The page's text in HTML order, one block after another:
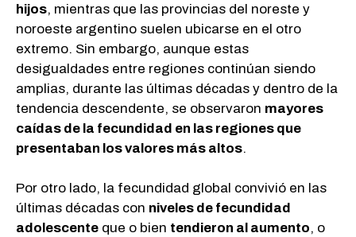
hijos, mientras que las provincias del noreste y
noroeste argentino suelen ubicarse en el otro
extremo. Sin embargo, aunque estas
desigualdades entre regiones continúan siendo
amplias, durante las últimas décadas y dentro de la
tendencia descendente, se observaron mayores
caídas de la fecundidad en las regiones que
presentaban los valores más altos.
Por otro lado, la fecundidad global convivió en las
últimas décadas con niveles de fecundidad
adolescente que o bien tendieron al aumento, o